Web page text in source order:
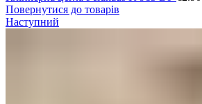
Повернутися до товарів
Наступний